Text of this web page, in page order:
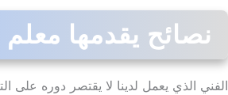
نصائح يقدمها معلم
الفني الذي يعمل لدينا لا يقتصر دوره على